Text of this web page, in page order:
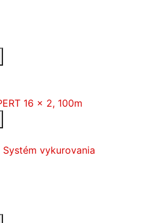
Systém vykurovania